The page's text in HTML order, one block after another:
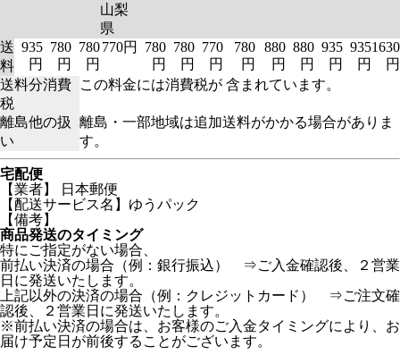
山梨
県
送
料
935
円
780
円
780
円
770円
780
円
780
円
770
円
780
円
880
円
880
円
935
円
935
円
1630
円
送料分消費
税
この料金には消費税が 含まれています。
離島他の扱
い
離島・一部地域は追加送料がかかる場合がありま
す。
宅配便
【業者】 日本郵便
【配送サービス名】ゆうパック
【備考】
商品発送のタイミング
特にご指定がない場合、
前払い決済の場合（例：銀行振込） ⇒ご入金確認後、２営業
日に発送いたします。
上記以外の決済の場合（例：クレジットカード） ⇒ご注文確
認後、２営業日に発送いたします。
※前払い決済の場合は、お客様のご入金タイミングにより、お
届け予定日が前後することがございます。